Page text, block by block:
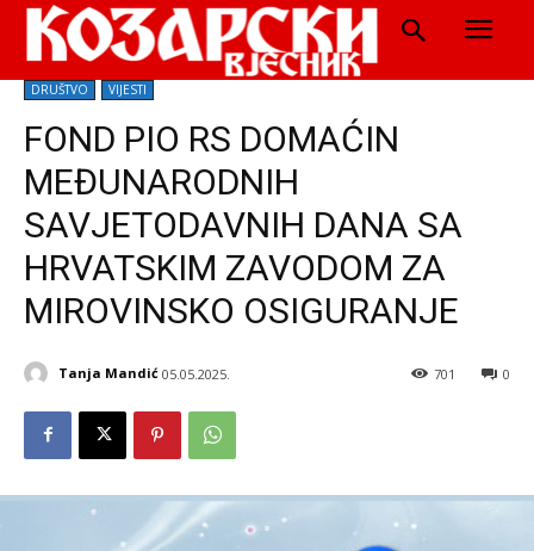
DRUŠTVO VIJESTI
FOND PIO RS DOMAĆIN
MEĐUNARODNIH
SAVJETODAVNIH DANA SA
HRVATSKIM ZAVODOM ZA
MIROVINSKO OSIGURANJE
Tanja Mandić 05.05.2025. 0
701